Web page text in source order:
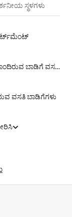
ಸ್ಥಳಗಳು
ಹಾಟ್ ಟಬ್ ಹೊಂದಿರುವ ಬಾಡಿಗೆ ವಸತಿಗಳು
ವಸತಿ ಬಾಡಿಗೆಗಳು